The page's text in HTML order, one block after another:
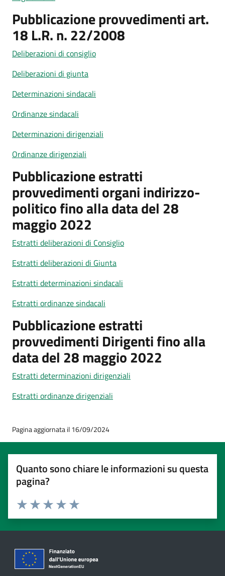
Pubblicazione provvedimenti art.
18 L.R. n. 22/2008
Deliberazioni di consiglio
Deliberazioni di giunta
Determinazioni sindacali
Ordinanze sindacali
Determinazioni dirigenziali
Ordinanze dirigenziali
Pubblicazione estratti
provvedimenti organi indirizzo-
politico fino alla data del 28
maggio 2022
Estratti deliberazioni di Consiglio
Estratti deliberazioni di Giunta
Estratti determinazioni sindacali
Estratti ordinanze sindacali
Pubblicazione estratti
provvedimenti Dirigenti fino alla
data del 28 maggio 2022
Estratti determinazioni dirigenziali
Estratti ordinanze dirigenziali
Pagina aggiornata il 16/09/2024
Quanto sono chiare le informazioni su questa
pagina?
Valuta 5 stelle su 5
Valuta 4 stelle su 5
Valuta 3 stelle su 5
Valuta 2 stelle su 5
Valuta 1 stelle su 5